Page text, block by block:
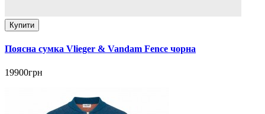
Купити
Поясна сумка Vlieger & Vandam Fence чорна
19900грн